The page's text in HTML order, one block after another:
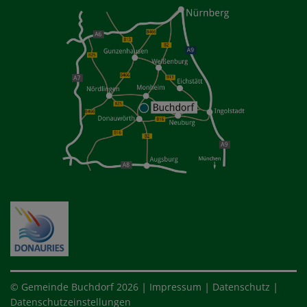
© Gemeinde Buchdorf 2026 | Impressum | Datenschutz |
Datenschutzeinstellungen